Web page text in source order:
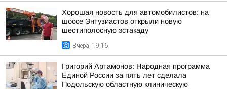
Хорошая новость для автомобилистов: на
шоссе Энтузиастов открыли новую
шестиполосную эстакаду
Вчера, 19:16
Григорий Артамонов: Народная программа
Единой России за пять лет сделала
Подольскую областную клиническую